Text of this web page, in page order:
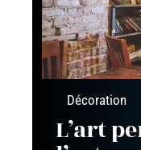
Décoration
L’art